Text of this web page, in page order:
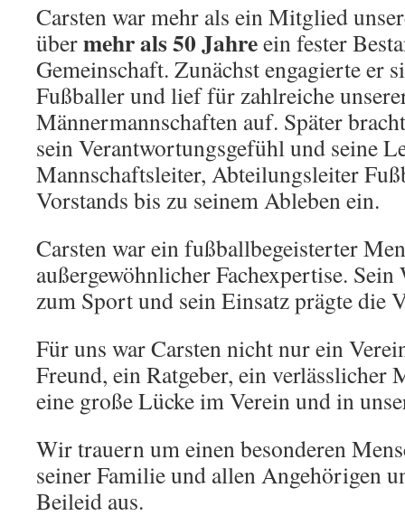
Carsten war mehr als ein Mitglied
übermehr als 50 Jahreein fester
Gemeinschaft. Zunächst engagierte er
Fußballer und lief für zahlreiche
Männermannschaften auf. Später
sein Verantwortungsgefühl und seine
Mannschaftsleiter, Abteilungsleiter
Vorstands bis zu seinem Ableben ein.
Carsten war ein fußballbegeisterter
außergewöhnlicher Fachexpertise. Sein
zum Sport und sein Einsatz prägte die
Für uns war Carsten nicht nur ein
Freund, ein Ratgeber, ein verlässlicher
eine große Lücke im Verein und in
Wir trauern um einen besonderen
seiner Familie und allen Angehörigen
Beileid aus.